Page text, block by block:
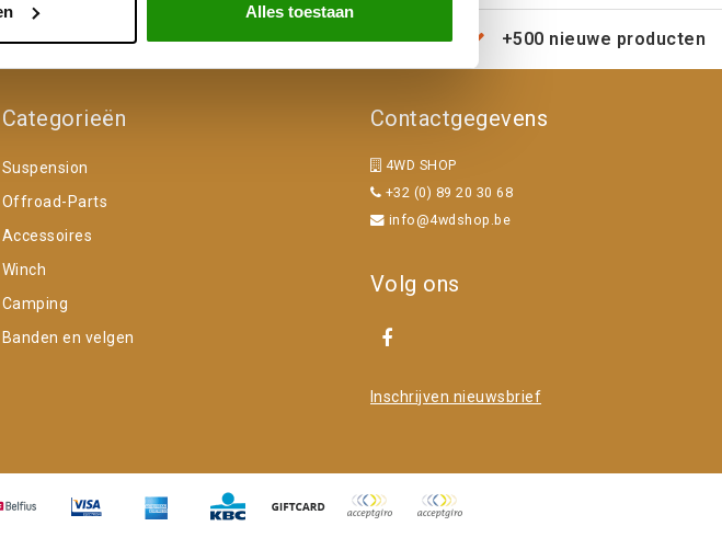
Alles toestaan
van specialisten Verzending door heel Europa +500 nieuwe producten
Categorieën
Suspension
Offroad-Parts
Accessoires
Winch
Camping
Banden en velgen
Contactgegevens
4WD SHOP
+32 (0) 89 20 30 68
info@4wdshop.be
Volg ons
Inschrijven nieuwsbrief